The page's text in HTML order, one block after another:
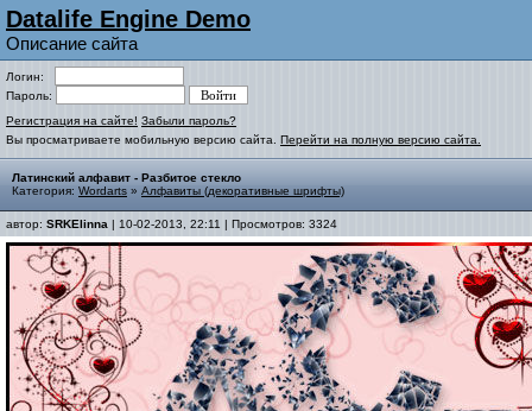
Datalife Engine Demo
Описание сайта
Логин:
Пароль:
Регистрация на сайте! Забыли пароль?
Вы просматриваете мобильную версию сайта. Перейти на полную версию сайта.
Латинский алфавит - Разбитое стекло
Категория: Wordarts » Алфавиты (декоративные шрифты)
автор: SRKElinna | 10-02-2013, 22:11 | Просмотров: 3324